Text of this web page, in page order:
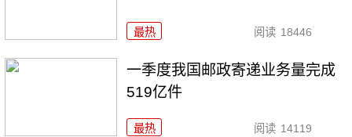
最热 阅读 18446
一季度我国邮政寄递业务量完成
519亿件
最热 阅读 14119